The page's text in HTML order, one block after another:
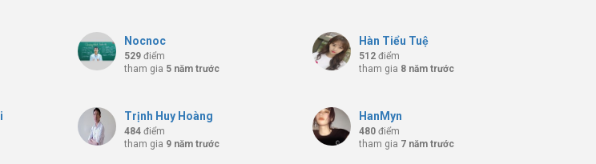
Nocnoc
529 điểm
tham gia 5 năm trước
Hàn Tiểu Tuệ
512điểm
tham gia 8 năm trước
Trịnh Huy Hoàng
484 điểm
tham gia 9 năm trước
HanMyn
480điểm
tham gia 7 năm trước